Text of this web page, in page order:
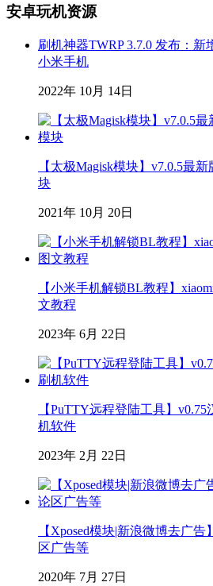
安卓玩机资源
刷机神器TWRP 3.7.0 发布：新
小米手机
2022年 10月 14日
【太极Magisk模块】v7.0.5最
块
2021年 10月 20日
【小米手机解锁BL教程】
文教程
2023年 6月 22日
【PuTTY远程登陆工具】
机软件
2023年 2月 22日
【Xposed模块|新浪微博去广
区广告等
2020年 7月 27日